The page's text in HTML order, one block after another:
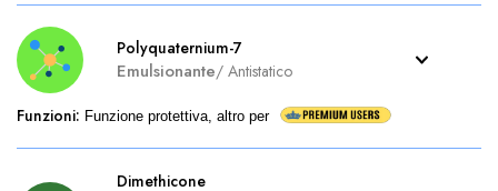
Polyquaternium-7
Emulsionante/ Antistatico
Funzioni: Funzione protettiva, altro per
Dimethicone